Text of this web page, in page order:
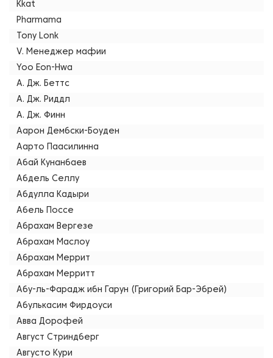
Kkat
Pharmama
Tony Lonk
V. Менеджер мафии
Yoo Eon-Hwa
А. Дж. Беттс
А. Дж. Риддл
А. Дж. Финн
Аарон Дембски-Боуден
Аарто Паасилинна
Абай Кунанбаев
Абдель Селлу
Абдулла Кадыри
Абель Поссе
Абрахам Вергезе
Абрахам Маслоу
Абрахам Меррит
Абрахам Мерритт
Абу-ль-Фарадж ибн Гарун (Григорий Бар-Эбрей)
Абулькасим Фирдоуси
Авва Дорофей
Август Стриндберг
Августо Кури